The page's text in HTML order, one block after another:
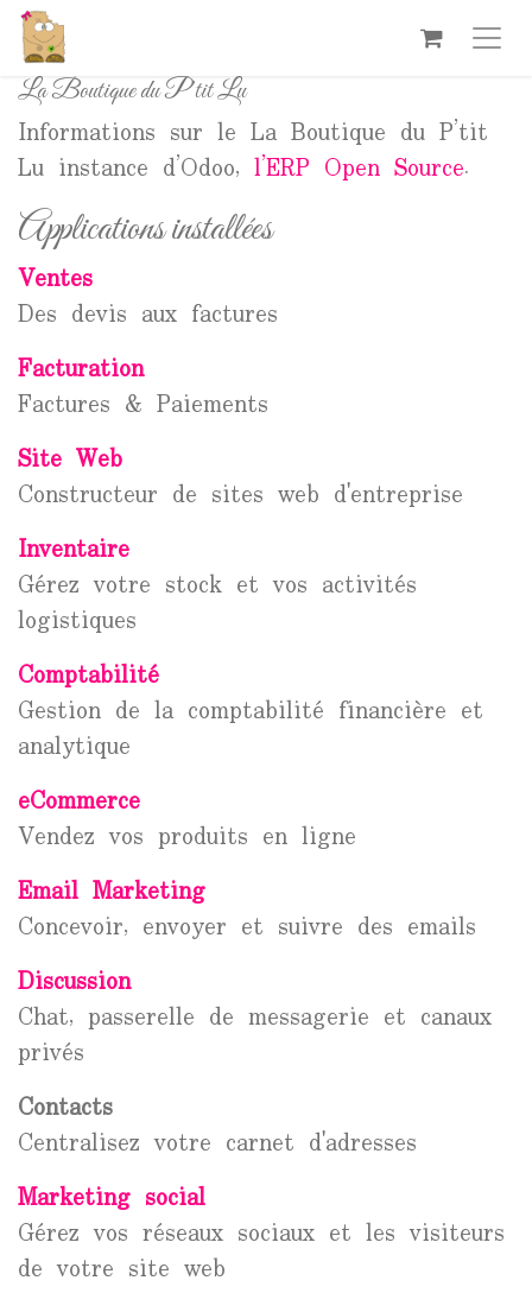
Se rendre au contenu
La Boutique du P’tit Lu
Informations sur le La Boutique du P’tit
Lu instance d’Odoo, l’ERP Open Source.
Applications installées
Ventes
Des devis aux factures
Facturation
Factures & Paiements
Site Web
Constructeur de sites web d'entreprise
Inventaire
Gérez votre stock et vos activités
logistiques
Comptabilité
Gestion de la comptabilité financière et
analytique
eCommerce
Vendez vos produits en ligne
Email Marketing
Concevoir, envoyer et suivre des emails
Discussion
Chat, passerelle de messagerie et canaux
privés
Contacts
Centralisez votre carnet d'adresses
Marketing social
Gérez vos réseaux sociaux et les visiteurs
de votre site web